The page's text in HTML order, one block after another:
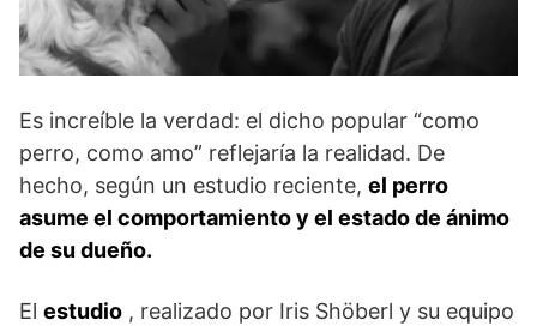
Es increíble la verdad: el dicho popular “como
perro, como amo” reflejaría la realidad. De
hecho, según un estudio reciente, el perro
asume el comportamiento y el estado de ánimo
de su dueño.
El estudio , realizado por Iris Shöberl y su equipo